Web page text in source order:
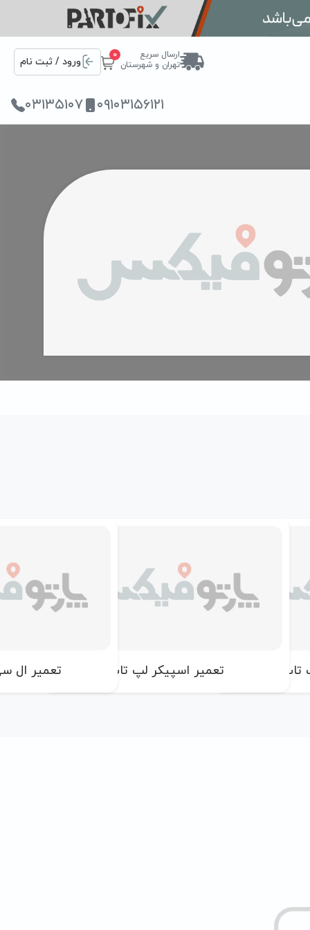
ارسال سریع
تهران و شهرستان
0
ورود / ثبت نام
۰۹۱۰۳۱۵۶۱۲۱ ۰۳۱۳۵۱۰۷
تعمیر اسپیکر لپ تاپ تعمیر ال